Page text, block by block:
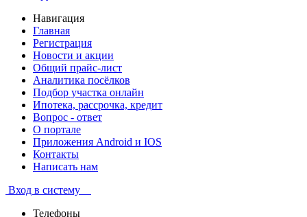
Навигация
Главная
Регистрация
Новости и акции
Общий прайс-лист
Аналитика посёлков
Подбор участка онлайн
Ипотека, рассрочка, кредит
Вопрос - ответ
О портале
Приложения Android и IOS
Контакты
Написать нам
Вход в систему
Телефоны